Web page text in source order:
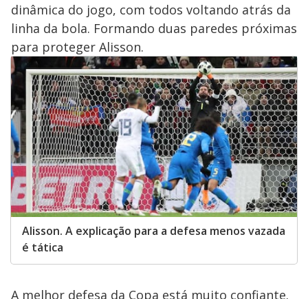
dinâmica do jogo, com todos voltando atrás da
linha da bola. Formando duas paredes próximas
para proteger Alisson.
Alisson. A explicação para a defesa menos vazada
é tática
A melhor defesa da Copa está muito confiante.